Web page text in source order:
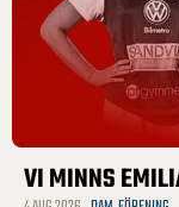
VI MINNS